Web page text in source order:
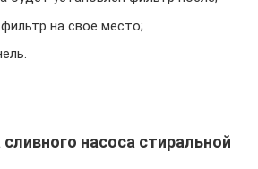
на свое место;
насоса стиральной